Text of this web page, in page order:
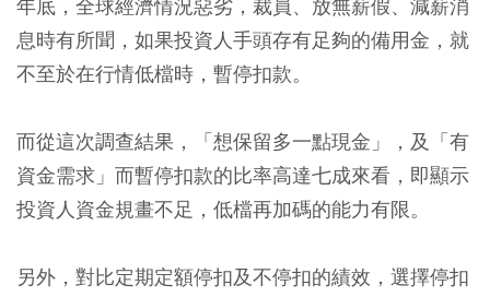
年底，全球經濟情況惡劣，裁員、放無薪假、減薪消
息時有所聞，如果投資人手頭存有足夠的備用金，就
不至於在行情低檔時，暫停扣款。
而從這次調查結果，「想保留多一點現金」，及「有
資金需求」而暫停扣款的比率高達七成來看，即顯示
投資人資金規畫不足，低檔再加碼的能力有限。
另外，對比定期定額停扣及不停扣的績效，選擇停扣